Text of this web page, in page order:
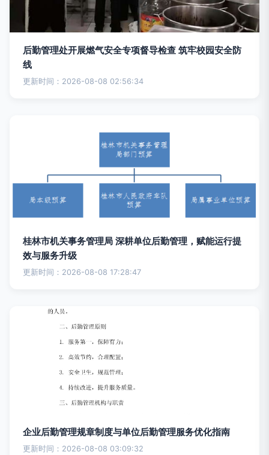
后勤管理处开展燃气安全专项督导检查 筑牢校园安全防
线
更新时间：2026-08-08 02:56:34
桂林市机关事务管理局 深耕单位后勤管理，赋能运行提
效与服务升级
更新时间：2026-08-08 17:28:47
企业后勤管理规章制度与单位后勤管理服务优化指南
更新时间：2026-08-08 03:09:32